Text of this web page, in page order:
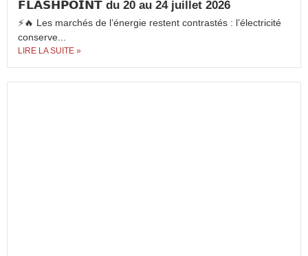
𝗙𝗟𝗔𝗦𝗛𝗣𝗢𝗜𝗡𝗧 du 20 au 24 juillet 2026
⚡🔥 Les marchés de l’énergie restent contrastés : l’électricité
conserve...
LIRE LA SUITE »